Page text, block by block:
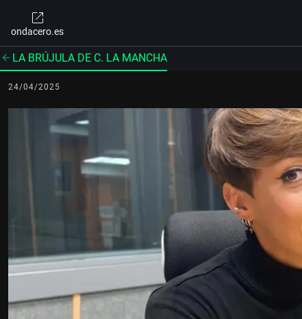
ondacero.es
LA BRÚJULA DE C. LA MANCHA
24/04/2025